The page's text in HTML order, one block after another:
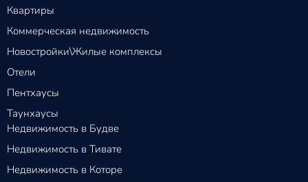
Квартиры
Коммерческая недвижимость
Новостройки\Жилые комплексы
Отели
Пентхаусы
Таунхаусы
Недвижимость в Будве
Недвижимость в Тивате
Недвижимость в Которе